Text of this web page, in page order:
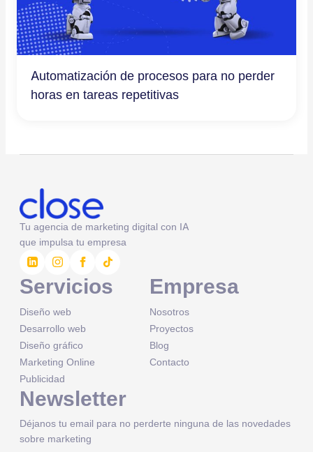
Automatización de procesos para no perder
horas en tareas repetitivas
Tu agencia de marketing digital con IA
que impulsa tu empresa
Servicios
Diseño web
Desarrollo web
Diseño gráfico
Marketing Online
Publicidad
Empresa
Nosotros
Proyectos
Blog
Contacto
Newsletter
Déjanos tu email para no perderte ninguna de las novedades
sobre marketing